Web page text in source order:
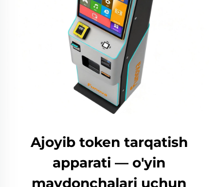
Ajoyib token tarqatish
apparati — o'yin
maydonchalari uchun